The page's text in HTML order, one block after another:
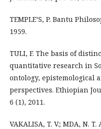
TEMPLE’S, P. Bantu
1959.
TULI, F. The basis of
quantitative research in
ontology, epistemological
perspectives. Ethiopian
6 (1), 2011.
VAKALISA, T. V.; MDA, N.